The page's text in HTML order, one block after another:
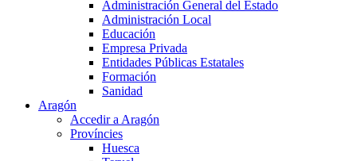
Administración General del Estado
Administración Local
Educación
Empresa Privada
Entidades Públicas Estatales
Formación
Sanidad
Aragón
Accedir a Aragón
Províncies
Huesca